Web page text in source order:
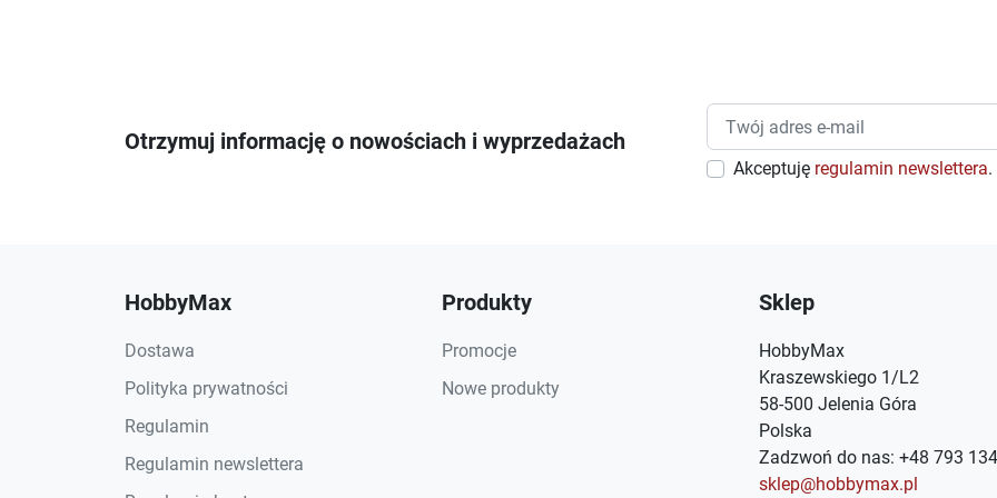
Otrzymuj informację o nowościach i wyprzedażach
Akceptuję regulamin newslettera.
HobbyMax
Dostawa
Polityka prywatności
Regulamin
Regulamin newslettera
Produkty
Promocje
Nowe produkty
Sklep
HobbyMax
Kraszewskiego 1/L2
58-500 Jelenia Góra
Polska
Zadzwoń do nas: +48 793
sklep@hobbymax.pl